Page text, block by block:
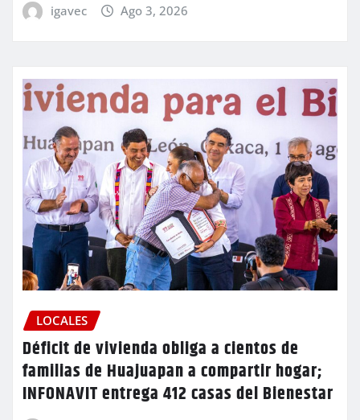
igavec Ago 3, 2026
LOCALES
Déficit de vivienda obliga a cientos de
familias de Huajuapan a compartir hogar;
INFONAVIT entrega 412 casas del Bienestar